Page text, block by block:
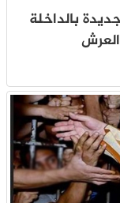
بالداخلة